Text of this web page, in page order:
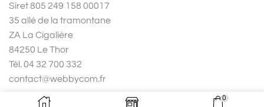
Siret 805 249 158 00017
35 allé de la tramontane
ZA La Cigalière
84250 Le Thor
Tél. 04 32 700 332
contact@webbycom.fr
0